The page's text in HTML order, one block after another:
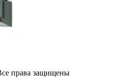
права защищены